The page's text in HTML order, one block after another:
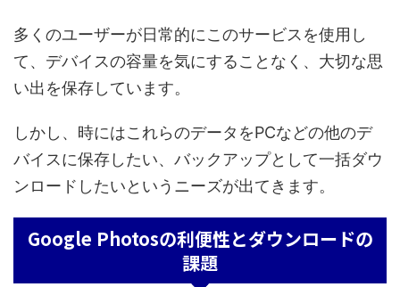
多くのユーザーが日常的にこのサービスを使用し
て、デバイスの容量を気にすることなく、大切な思
い出を保存しています。
しかし、時にはこれらのデータをPCなどの他のデ
バイスに保存したい、バックアップとして一括ダウ
ンロードしたいというニーズが出てきます。
Google Photosの利便性とダウンロードの
課題